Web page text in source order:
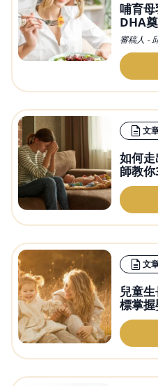
哺育
DHA
審稿人 -
文
如何
師教
文
兒童
標掌